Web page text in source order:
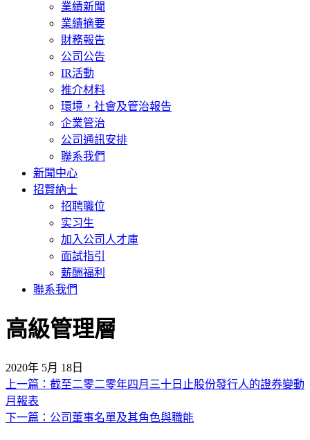
業績新聞
業績摘要
財務報告
公司公告
IR活動
推介材料
環境，社會及管治報告
企業管治
公司通訊安排
聯系我們
新聞中心
招賢納士
招聘職位
实习生
加入公司人才庫
面試指引
薪酬福利
聯系我們
高級管理層
2020年 5月 18日
文
章
上一篇：截至二零二零年四月三十日止股份發行人的證券變動
月報表
下一篇：公司董事名單及其角色與職能